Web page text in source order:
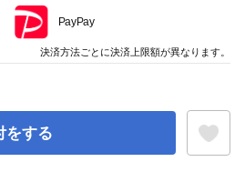
をする
PayPay
決済方法ごとに決済上限額が異なります。